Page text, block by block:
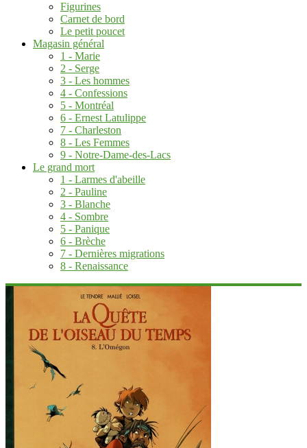
Figurines
Carnet de bord
Le petit poucet
Magasin général
1 - Marie
2 - Serge
3 - Les hommes
4 - Confessions
5 - Montréal
6 - Ernest Latulippe
7 - Charleston
8 - Les Femmes
9 - Notre-Dame-des-Lacs
Le grand mort
1 - Larmes d'abeille
2 - Pauline
3 - Blanche
4 - Sombre
5 - Panique
6 - Brèche
7 - Dernières migrations
8 - Renaissance